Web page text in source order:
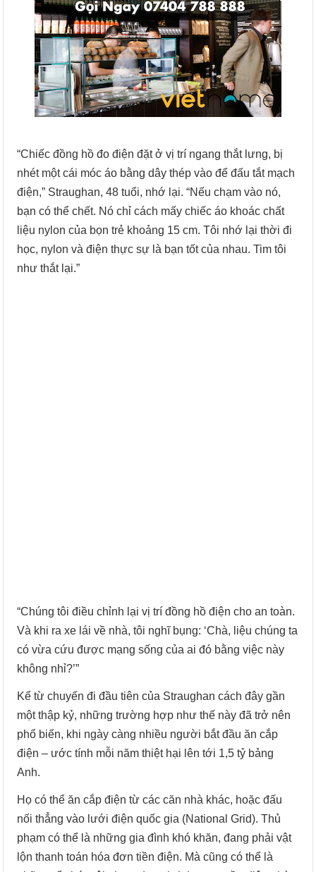
“Chiếc đồng hồ đo điện đặt ở vị trí ngang thắt lưng, bị
nhét một cái móc áo bằng dây thép vào để đấu tắt mạch
điện,” Straughan, 48 tuổi, nhớ lại. “Nếu chạm vào nó,
bạn có thể chết. Nó chỉ cách mấy chiếc áo khoác chất
liệu nylon của bọn trẻ khoảng 15 cm. Tôi nhớ lại thời đi
học, nylon và điện thực sự là bạn tốt của nhau. Tim tôi
như thắt lại.”
“Chúng tôi điều chỉnh lại vị trí đồng hồ điện cho an toàn.
Và khi ra xe lái về nhà, tôi nghĩ bụng: ‘Chà, liệu chúng ta
có vừa cứu được mạng sống của ai đó bằng việc này
không nhỉ?’”
Kể từ chuyến đi đầu tiên của Straughan cách đây gần
một thập kỷ, những trường hợp như thế này đã trở nên
phổ biến, khi ngày càng nhiều người bắt đầu ăn cắp
điện – ước tính mỗi năm thiệt hại lên tới 1,5 tỷ bảng
Anh.
Họ có thể ăn cắp điện từ các căn nhà khác, hoặc đấu
nối thẳng vào lưới điện quốc gia (National Grid). Thủ
phạm có thể là những gia đình khó khăn, đang phải vật
lộn thanh toán hóa đơn tiền điện. Mà cũng có thể là